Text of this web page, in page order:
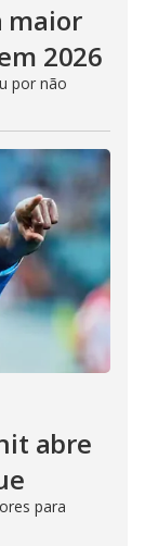
maior
2026
por não
abre
para